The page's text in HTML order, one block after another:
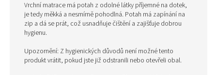
Vrchní matrace má potah z odolné látky příjemné na dotek,
je tedy měkká a nesmírně pohodlná. Potah má zapínání na
zip a dá se prát, což usnadňuje čištění a zajišťuje dobrou
hygienu.
Upozornění: Z hygienických důvodů není možné tento
produkt vrátit, pokud jste již odstranili nebo otevřeli obal.